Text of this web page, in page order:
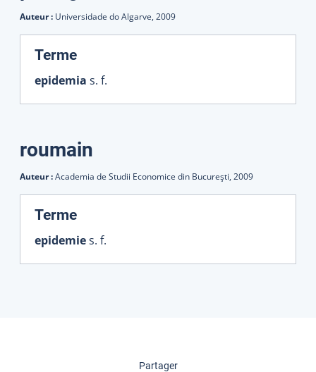
Auteur : Universidade do Algarve, 2009
Terme:
epidemia s. f.
roumain
Auteur :Academia de Studii Economice din Bucureşti, 2009
Terme:
epidemies. f.
Partagercette page